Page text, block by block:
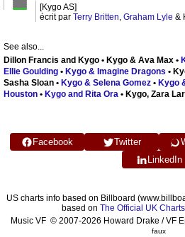
[Kygo AS]
écrit par Terry Britten, Graham Lyle &
See also...
Dillon Francis and Kygo • Kygo & Ava Max •
Ellie Goulding • Kygo & Imagine Dragons •
Sasha Sloan • Kygo & Selena Gomez • Kygo
Houston • Kygo and Rita Ora • Kygo, Zara
Facebook Twitter
LinkedIn
US charts info based on Billboard
based on The Official UK
Music VF © 2007-2026 Howard Drake / VF
faux